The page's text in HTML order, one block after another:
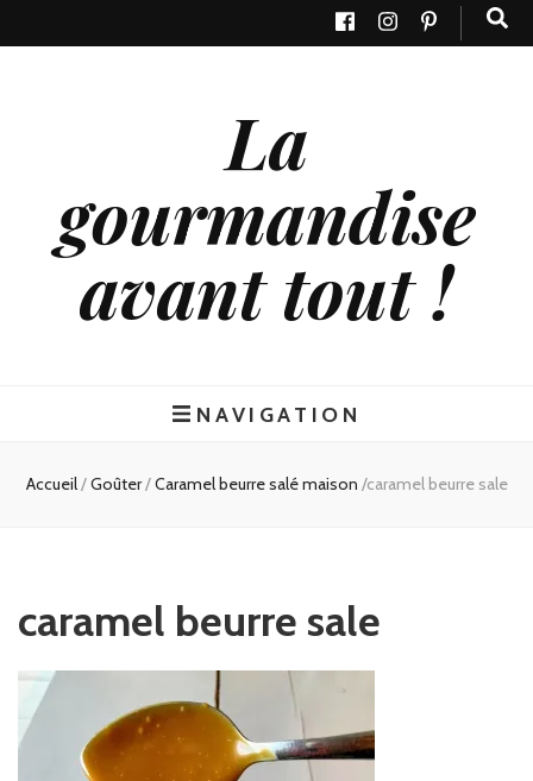
La
gourmandise
avant tout !
NAVIGATION
Accueil/Goûter/Caramel beurre salé maison /caramel beurre sale
caramel beurre sale